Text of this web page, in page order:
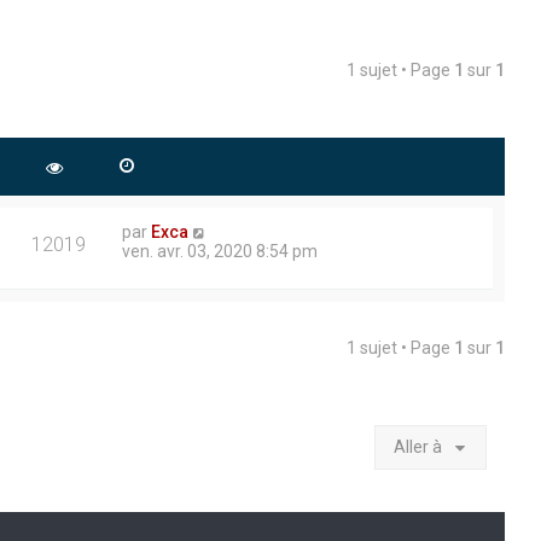
1 sujet • Page 1 sur 1
12019 par Exca
ven. avr. 03, 2020 8:54 pm
1 sujet • Page 1 sur 1
Aller à